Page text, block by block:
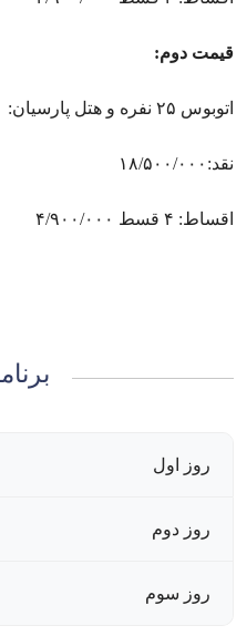
قیمت دوم:
اتوبوس ۲۵ نفره و هتل پارسیان:
نقد:۱۸/۵۰۰/۰۰۰
اقساط: ۴ قسط ۴/۹۰۰/۰۰۰
روز اول
روز دوم
روز سوم